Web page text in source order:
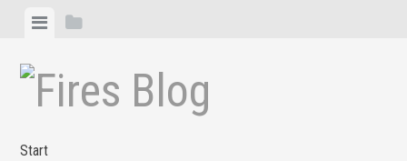
Zum
springen
MenüSeitenleiste
Start